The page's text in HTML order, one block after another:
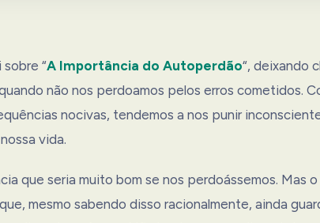
“A Importância do Autoperdão“, deixando
não nos perdoamos pelos erros cometidos.
nocivas, tendemos a nos punir
vida.
que seria muito bom se nos perdoássemos. Mas o
mesmo sabendo disso racionalmente, ainda